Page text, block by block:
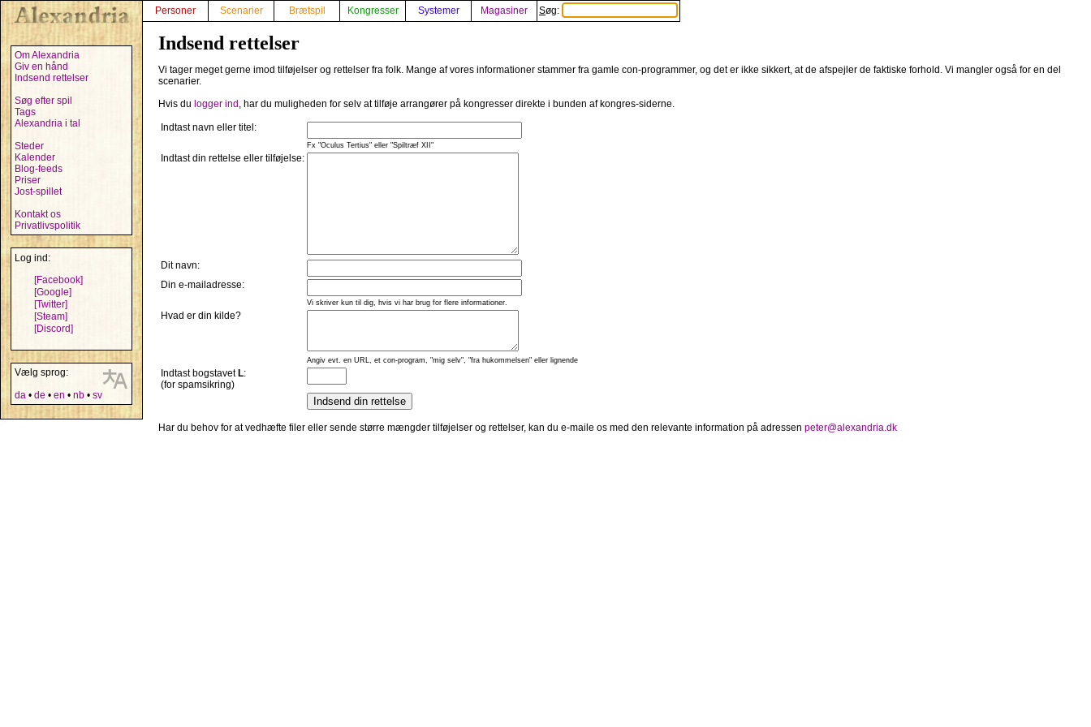
Om Alexandria
Giv en hånd
Indsend rettelser
Søg efter spil
Tags
Alexandria i tal
Steder
Kalender
Blog-feeds
Priser
Jost-spillet
Kontakt os
Privatlivspolitik
Log ind:
[Facebook]
[Google]
[Twitter]
[Steam]
[Discord]
Vælg sprog:
da • de • en • nb • sv
Personer Scenarier Brætspil Kongresser Systemer Magasiner Søg:
Indsend rettelser
Vi tager meget gerne imod tilføjelser og rettelser fra folk. Mange af vores informationer stammer fra gamle con-programmer, og det er ikke sikkert, at de afspejler de faktiske forhold. Vi mangler også for en del
scenarier.
Hvis du logger ind , har du muligheden for selv at tilføje arrangører på kongresser direkte i bunden af kongres-siderne.
Indtast navn eller titel:
Fx "Oculus Tertius" eller "Spiltræf XII"
Indtast din rettelse eller tilføjelse:
Dit navn:
Din e-mailadresse:
Vi skriver kun til dig, hvis vi har brug for flere informationer.
Hvad er din kilde?
Angiv evt. en URL, et con-program, "mig selv", "fra hukommelsen" eller lignende
Indtast bogstavet L:
(for spamsikring)
Har du behov for at vedhæfte filer eller sende større mængder tilføjelser og rettelser, kan du e-maile os med den relevante information på adressen peter@alexandria.dk